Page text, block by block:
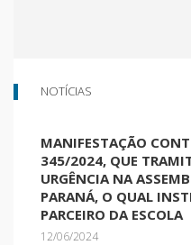
NOTÍCIAS
MANIFESTAÇÃO
345/2024, QUE
URGÊNCIA NA
PARANÁ, O QUAL
PARCEIRO DA ESCOLA
12/06/2024